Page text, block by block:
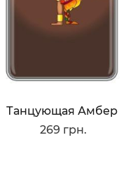
Танцующая Амбер
269 грн.